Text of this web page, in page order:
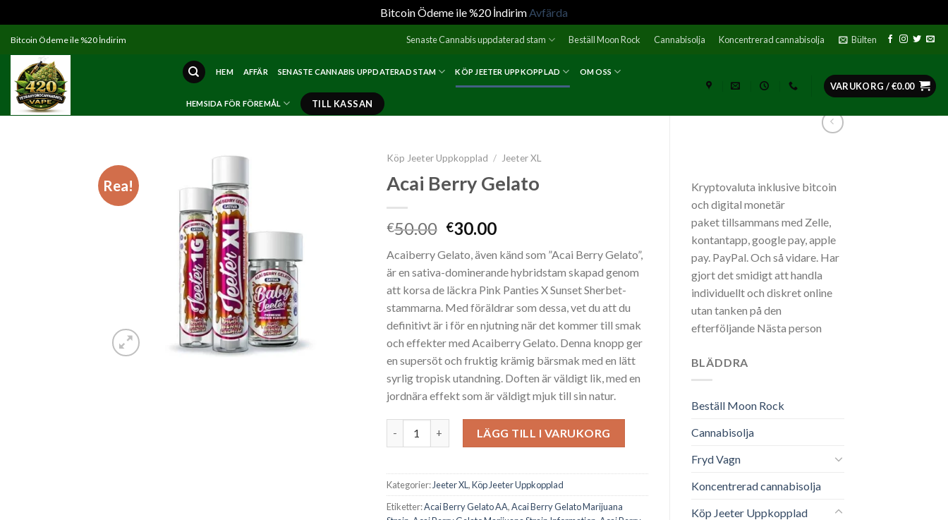
Bitcoin Ödeme ile %20 İndirimAvfärda
content
Bitcoin Ödeme ile %20 İndirim Senaste Cannabis uppdaterad stam Beställ Moon Rock Cannabisolja Koncentrerad cannabisolja Bülten
HEM AFFÄR SENASTE CANNABIS UPPDATERAD STAM KÖP JEETER UPPKOPPLAD OM OSS
HEMSIDA FÖR FÖREMÅL TILL KASSAN
VARUKORG /€0.00
Kryptovaluta inklusive bitcoin
och digital monetär
paket tillsammans med Zelle,
kontantapp, google pay, apple
pay. PayPal. Och så vidare. Har
gjort det smidigt att handla
individuellt och diskret online
utan tanken på den
efterföljande Nästa person
BLÄDDRA
Beställ Moon Rock
Cannabisolja
Fryd Vagn
Koncentrerad cannabisolja
Köp Jeeter Uppkopplad
Rea!
Köp Jeeter Uppkopplad / Jeeter XL
Acai Berry Gelato
€50.00 Det
priset
var:
€50.00.
€30.00Det
priset
är:
€30.00.
Acaiberry Gelato, även känd som ”Acai Berry Gelato”,
är en sativa-dominerande hybridstam skapad genom
att korsa de läckra Pink Panties X Sunset Sherbet-
stammarna. Med föräldrar som dessa, vet du att du
definitivt är i för en njutning när det kommer till smak
och effekter med Acaiberry Gelato. Denna knopp ger
en supersöt och fruktig krämig bärsmak med en lätt
syrlig tropisk utandning. Doften är väldigt lik, med en
jordnära effekt som är väldigt mjuk till sin natur.
Acai Berry Gelato mängdLÄGG TILL I VARUKORG
Kategorier: Jeeter XL ,Köp Jeeter Uppkopplad
Etiketter:Acai Berry Gelato AA,Acai Berry Gelato Marijuana